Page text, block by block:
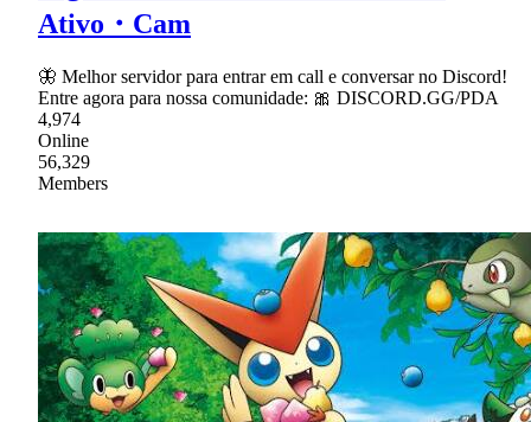
Ativo・Cam
🦋 Melhor servidor para entrar em call e conversar no Discord!
Entre agora para nossa comunidade: 🎀 DISCORD.GG/PDA
4,974
Online
56,329
Members